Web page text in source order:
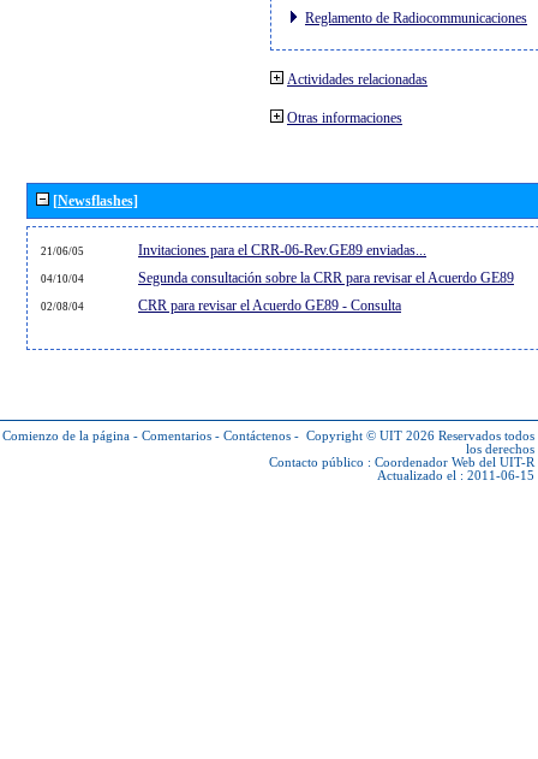
Reglamento de Radiocommunicaciones
Actividades relacionadas
Otras informaciones
[Newsflashes]
21/06/05 Invitaciones para el CRR-06-Rev.GE89 enviadas...
04/10/04 Segunda consultación sobre la CRR para revisar el Acuerdo GE89
02/08/04 CRR para revisar el Acuerdo GE89 - Consulta
Comienzo de la página - Comentarios - Contáctenos - Copyright © UIT 2026 Reservados todos
los derechos
Contacto público : Coordenador Web del UIT-R
Actualizado el : 2011-06-15